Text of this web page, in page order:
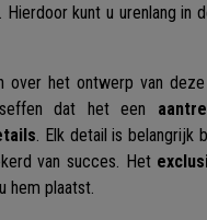
. Hierdoor kunt u urenlang in
over het ontwerp van
dat het een
. Elk detail is belangrijk
van succes. Het
hem plaatst.